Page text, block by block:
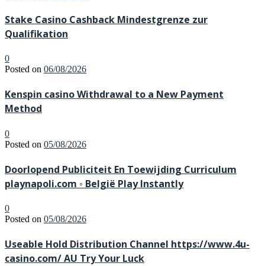
Stake Casino Cashback Mindestgrenze zur
Qualifikation
0
Posted on 06/08/2026
Kenspin casino Withdrawal to a New Payment
Method
0
Posted on 05/08/2026
Doorlopend Publiciteit En Toewijding Curriculum
playnapoli.com ◦ België Play Instantly
0
Posted on 05/08/2026
Useable Hold Distribution Channel https://www.4u-
casino.com/ AU Try Your Luck